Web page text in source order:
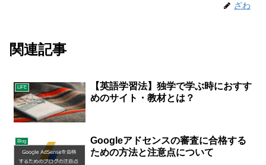
ざわ
関連記事
LIFE
【英語学習法】独学で学ぶ時におすす
めのサイト・教材とは？
Blog
Googleアドセンスの審査に合格する
ための方法と注意点について